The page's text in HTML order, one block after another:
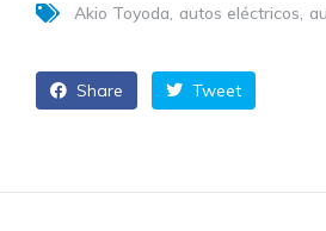
Akio Toyoda autos eléctricos
Share Tweet